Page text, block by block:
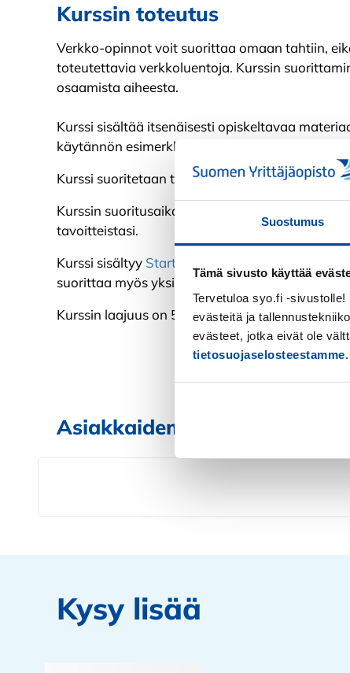
Suostumus
Tämä sivusto käyttää
Tervetuloa syo.fi -
evästeitä ja
evästeet, jotka eivät ole
tietosuojaselosteestamme.
Kurssin toteutus
Verkko-opinnot voit suorittaa omaan tahtiin,
toteutettavia verkkoluentoja. Kurssin
osaamista aiheesta.
Kurssi sisältää itsenäisesti opiskeltavaa
käytännön esimerkkejä ja kirjallista materiaalia.
Kurssi suoritetaan tekemällä opintojakson
Kurssin suoritusaika on yksilöllistä ja riippuu
tavoitteistasi.
Kurssi sisältyy Starttipaketti kaupan alalle
suorittaa myös yksittäin.
Kurssin laajuus on 50 tuntia.
Asiakkaidemme arviot
Kysy lisää